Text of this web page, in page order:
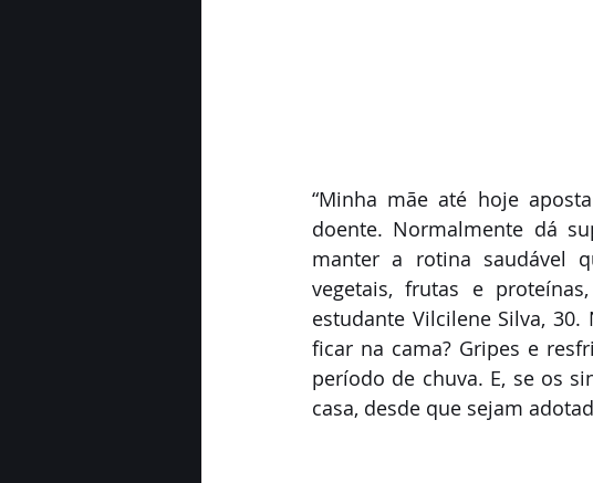
“Minha mãe até hoje
doente. Normalmente dá
manter a rotina saudável
vegetais, frutas e
estudante Vilcilene Silva,
ficar na cama? Gripes e
período de chuva. E, se os
casa, desde que sejam